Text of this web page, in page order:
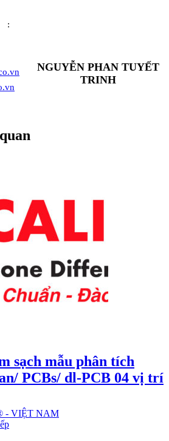
:
NGUYỄN PHAN TUYẾT
TRINH
sạch mẫu phân tích
PCBs/ dl-PCB 04 vị trí
- VIỆT NAM